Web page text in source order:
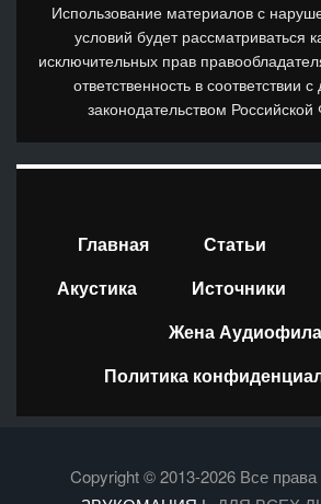
Использование материалов с
условий будет рассматриваться
исключительных прав
ответственность в соответствии
законодательством
Главная Статьи
Акустика
Источники
Жена Аудиофила
Политика
Copyright © 2013-2026 Все